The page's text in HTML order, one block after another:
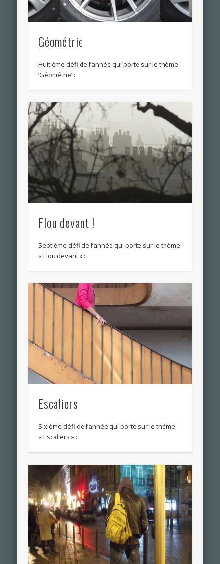
Géométrie
Huitième défi de l’année qui porte sur le thème
‘Géométrie’ :
Flou devant !
Septième défi de l’année qui porte sur le thème
« Flou devant » :
Escaliers
Sixième défi de l’année qui porte sur le thème
« Escaliers » :